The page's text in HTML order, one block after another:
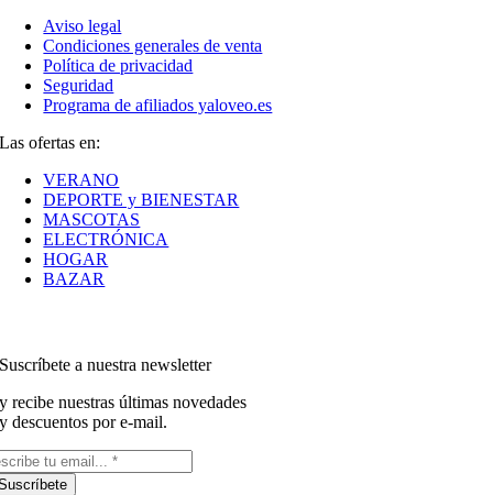
Aviso legal
Condiciones generales de venta
Política de privacidad
Seguridad
Programa de afiliados yaloveo.es
Las ofertas en:
VERANO
DEPORTE y BIENESTAR
MASCOTAS
ELECTRÓNICA
HOGAR
BAZAR
Suscríbete a nuestra newsletter
y recibe nuestras últimas novedades
y descuentos por e-mail.